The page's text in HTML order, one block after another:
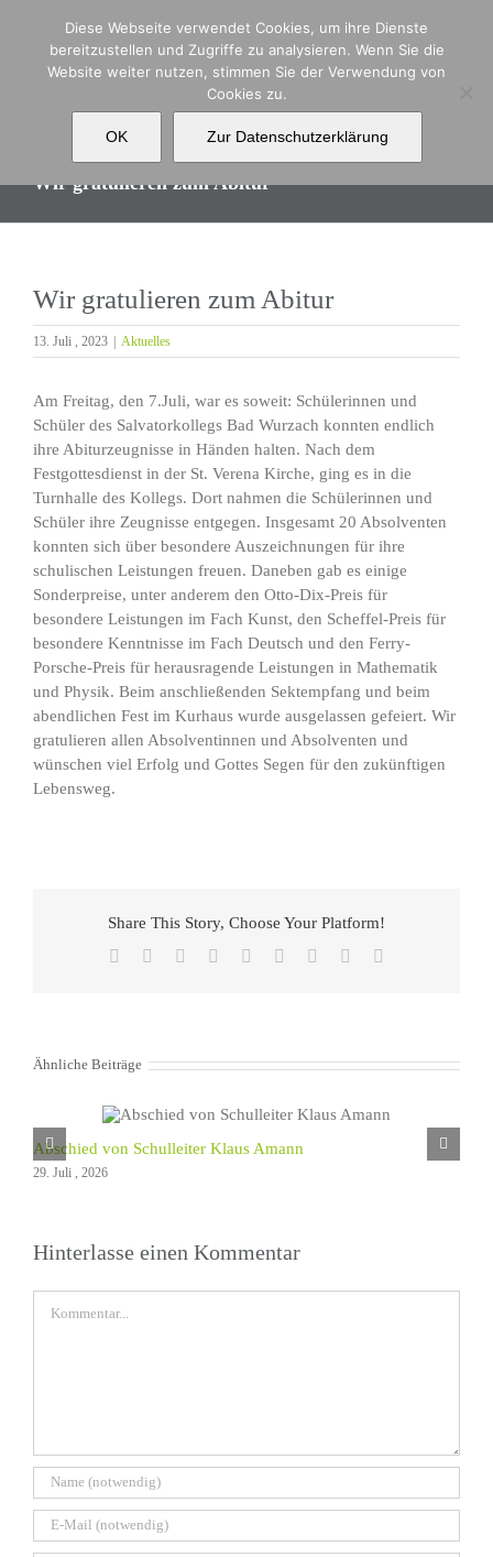
springen
Wir gratulieren zum Abitur
Wir gratulieren zum Abitur
13. Juli , 2023 Aktuelles
Am Freitag, den 7.Juli, war es soweit: Schülerinnen und
Schüler des Salvatorkollegs Bad Wurzach konnten endlich
ihre Abiturzeugnisse in Händen halten. Nach dem
Festgottesdienst in der St. Verena Kirche, ging es in die
Turnhalle des Kollegs. Dort nahmen die Schülerinnen und
Schüler ihre Zeugnisse entgegen. Insgesamt 20 Absolventen
konnten sich über besondere Auszeichnungen für ihre
schulischen Leistungen freuen. Daneben gab es einige
Sonderpreise, unter anderem den Otto-Dix-Preis für
besondere Leistungen im Fach Kunst, den Scheffel-Preis für
besondere Kenntnisse im Fach Deutsch und den Ferry-
Porsche-Preis für herausragende Leistungen in Mathematik
und Physik. Beim anschließenden Sektempfang und beim
abendlichen Fest im Kurhaus wurde ausgelassen gefeiert. Wir
gratulieren allen Absolventinnen und Absolventen und
wünschen viel Erfolg und Gottes Segen für den zukünftigen
Lebensweg.
Share This Story, Choose Your Platform!
Facebook Reddit LinkedInWhatsApp
TumblrPinterest
Ähnliche Beiträge
Abschied von Schulleiter Klaus Amann
29. Juli , 2026
Hinterlasse einen Kommentar
Diese Webseite verwendet Cookies, um ihre Dienste
bereitzustellen und Zugriffe zu analysieren. Wenn Sie die
Website weiter nutzen, stimmen Sie der Verwendung von
Cookies zu.
OK Zur Datenschutzerklärung